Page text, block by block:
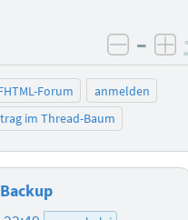
–
Forum
anmelden
im Thread-Baum